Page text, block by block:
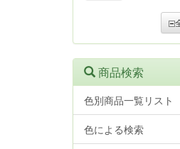
商品検索
色別商品一覧リスト
色による検索